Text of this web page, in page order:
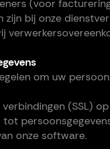
(voor
zijn bij onze
om uw
(SSL)
tot
onze software.